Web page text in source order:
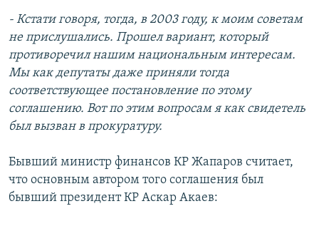
- Кстати говоря, тогда, в 2003 году, к моим советам
не прислушались. Прошел вариант, который
противоречил нашим национальным интересам.
Мы как депутаты даже приняли тогда
соответствующее постановление по этому
соглашению. Вот по этим вопросам я как свидетель
был вызван в прокуратуру.
Бывший министр финансов КР Жапаров считает,
что основным автором того соглашения был
бывший президент КР Аскар Акаев: